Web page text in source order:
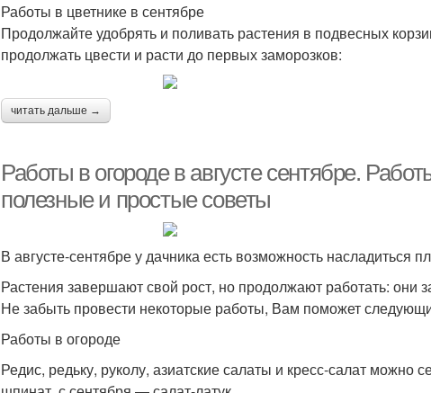
Работы в цветнике в сентябре
Продолжайте удобрять и поливать растения в подвесных
продолжать цвести и расти до первых заморозков:
читать дальше →
Работы в огороде в августе сентябре.
полезные и простые советы
В августе-сентябре у дачника есть возможность насладиться
Растения завершают свой рост, но продолжают работать: они
Не забыть провести некоторые работы, Вам поможет
Работы в огороде
Редис, редьку, руколу, азиатские салаты и кресс-салат можно